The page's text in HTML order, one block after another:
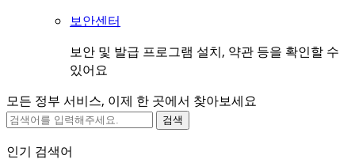
보안센터
보안 및 발급 프로그램 설치, 약관 등을 확인할 수
있어요
모든 정부 서비스, 이제 한 곳에서 찾아보세요
검색
인기 검색어